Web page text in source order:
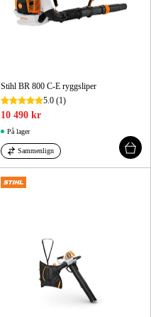
Stihl BR 800 C-E ryggsliper
5.0 (1)
10 490 kr
På lager
Sammenlign